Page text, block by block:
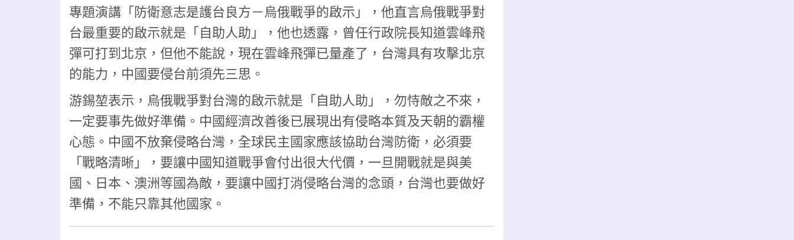
專題演講「防衛意志是護台良方－烏俄戰爭的啟示」，他直言烏俄戰爭對
台最重要的啟示就是「自助人助」，他也透露，曾任行政院長知道雲峰飛
彈可打到北京，但他不能說，現在雲峰飛彈已量產了，台灣具有攻擊北京
的能力，中國要侵台前須先三思。
游錫堃表示，烏俄戰爭對台灣的啟示就是「自助人助」，勿恃敵之不來，
一定要事先做好準備。中國經濟改善後已展現出有侵略本質及天朝的霸權
心態。中國不放棄侵略台灣，全球民主國家應該協助台灣防衛，必須要
「戰略清晰」，要讓中國知道戰爭會付出很大代價，一旦開戰就是與美
國、日本、澳洲等國為敵，要讓中國打消侵略台灣的念頭，台灣也要做好
準備，不能只靠其他國家。